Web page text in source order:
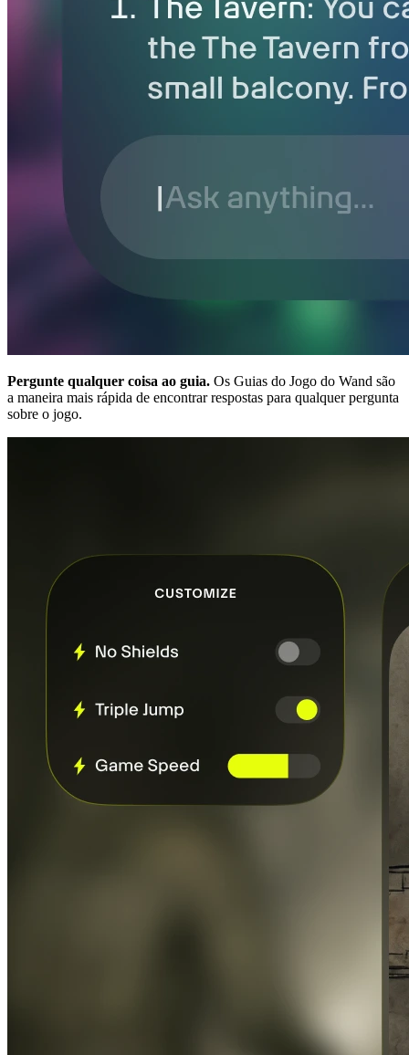
Pergunte qualquer coisa ao guia. Os Guias do Jogo do Wand são
a maneira mais rápida de encontrar respostas para qualquer pergunta
sobre o jogo.